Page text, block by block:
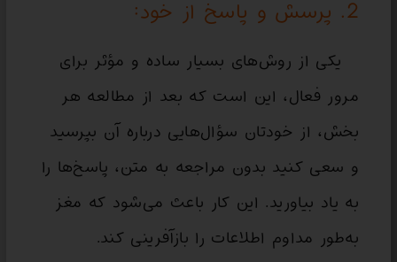
2. پرسش و پاسخ از خود:
یکی از روش‌های بسیار ساده و مؤثر برای
مرور فعال، این است که بعد از مطالعه هر
بخش، از خودتان سؤال‌هایی درباره آن بپرسید
و سعی کنید بدون مراجعه به متن، پاسخ‌ها را
به یاد بیاورید. این کار باعث می‌شود که مغز
به‌طور مداوم اطلاعات را بازآفرینی کند.